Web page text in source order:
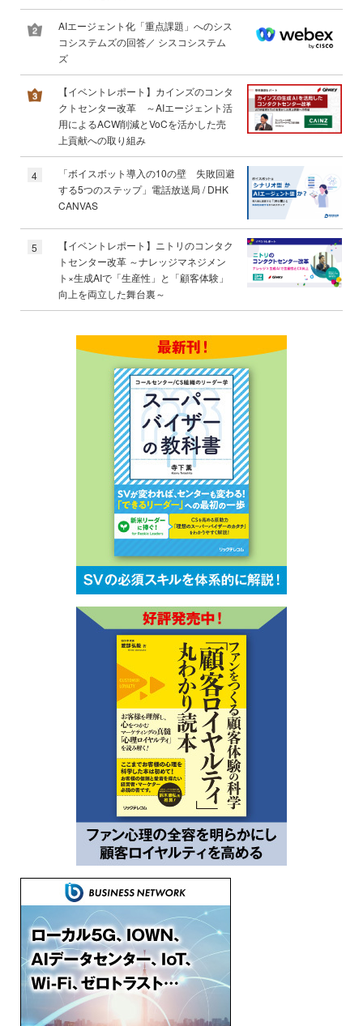
AIエージェント化「重点課題」へのシス
コシステムズの回答／ シスコシステム
ズ
【イベントレポート】カインズのコンタ
クトセンター改革 ～AIエージェント活
用によるACW削減とVoCを活かした売
上貢献への取り組み
4
「ボイスボット導入の10の壁 失敗回避
する5つのステップ」電話放送局 / DHK
CANVAS
5
【イベントレポート】ニトリのコンタク
トセンター改革 ～ナレッジマネジメン
ト×生成AIで「生産性」と「顧客体験」
向上を両立した舞台裏～